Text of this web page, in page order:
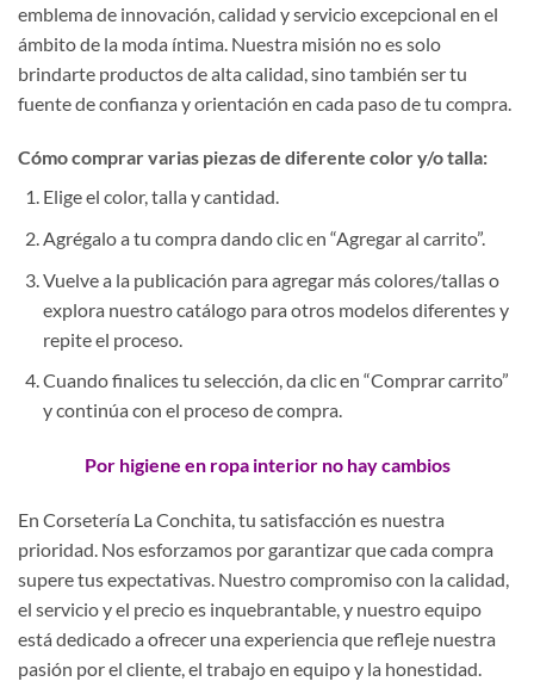
emblema de innovación, calidad y servicio excepcional en el
ámbito de la moda íntima. Nuestra misión no es solo
brindarte productos de alta calidad, sino también ser tu
fuente de confianza y orientación en cada paso de tu compra.
Cómo comprar varias piezas de diferente color y/o talla:
Elige el color, talla y cantidad.
Agrégalo a tu compra dando clic en “Agregar al carrito”.
Vuelve a la publicación para agregar más colores/tallas o
explora nuestro catálogo para otros modelos diferentes y
repite el proceso.
Cuando finalices tu selección, da clic en “Comprar carrito”
y continúa con el proceso de compra.
Por higiene en ropa interior no hay cambios
En Corsetería La Conchita, tu satisfacción es nuestra
prioridad. Nos esforzamos por garantizar que cada compra
supere tus expectativas. Nuestro compromiso con la calidad,
el servicio y el precio es inquebrantable, y nuestro equipo
está dedicado a ofrecer una experiencia que refleje nuestra
pasión por el cliente, el trabajo en equipo y la honestidad.